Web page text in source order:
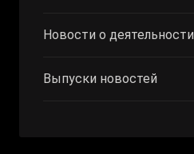
Новости о деятельности
Выпуски новостей